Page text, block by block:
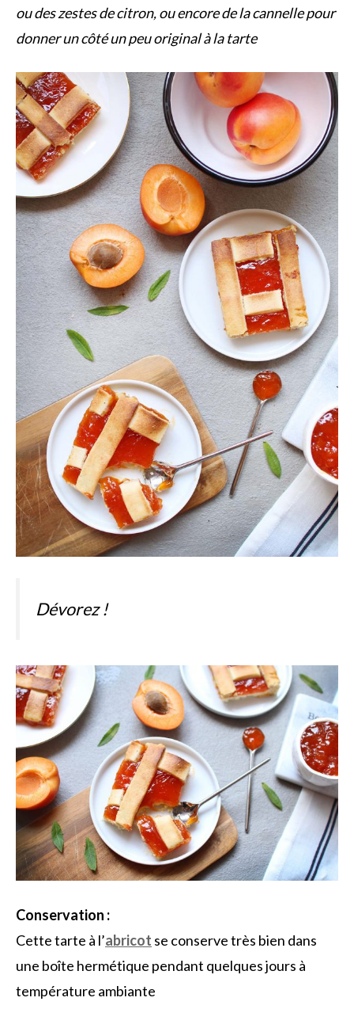
ou des zestes de citron, ou encore de la cannelle pour
donner un côté un peu original à la tarte
Dévorez !
Conservation :
Cette tarte à l’abricot se conserve très bien dans
une boîte hermétique pendant quelques jours à
température ambiante